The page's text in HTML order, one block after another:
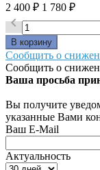
2 400 ₽ 1 780 ₽

Сообщить о
Сообщить о
Ваша просьба
Вы получите
указанные Вами
Ваш E-Mail
Актуальность